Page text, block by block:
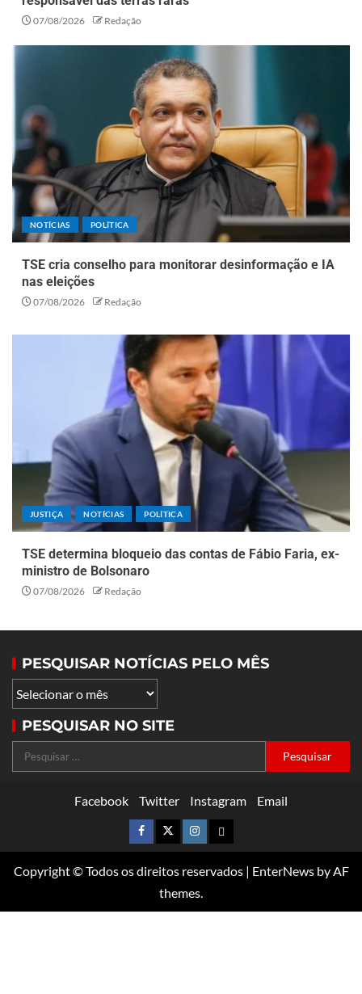
07/08/2026 Redação
NOTÍCIAS POLÍTICA
TSE cria conselho para monitorar desinformação e IA
nas eleições
07/08/2026 Redação
JUSTIÇA NOTÍCIAS POLÍTICA
TSE determina bloqueio das contas de Fábio Faria, ex-
ministro de Bolsonaro
07/08/2026 Redação
PESQUISAR NOTÍCIAS PELO MÊS
PESQUISAR NO SITE
Facebook Twitter Instagram Email
Copyright © Todos os direitos reservados | EnterNewsby AF
themes.